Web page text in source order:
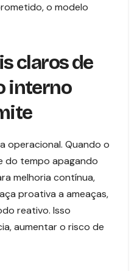
o modelo
claros de
interno
operacional. Quando o
do tempo apagando
melhoria contínua,
proativa a ameaças,
reativo. Isso
aumentar o risco de